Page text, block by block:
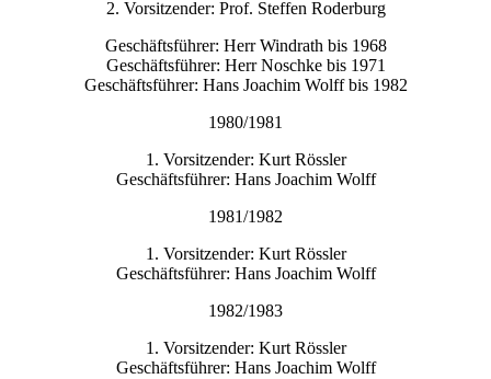
2. Vorsitzender: Prof. Steffen Roderburg
Geschäftsführer: Herr Windrath bis 1968
Geschäftsführer: Herr Noschke bis 1971
Geschäftsführer: Hans Joachim Wolff bis 1982
1980/1981
1. Vorsitzender: Kurt Rössler
Geschäftsführer: Hans Joachim Wolff
1981/1982
1. Vorsitzender: Kurt Rössler
Geschäftsführer: Hans Joachim Wolff
1982/1983
1. Vorsitzender: Kurt Rössler
Geschäftsführer: Hans Joachim Wolff